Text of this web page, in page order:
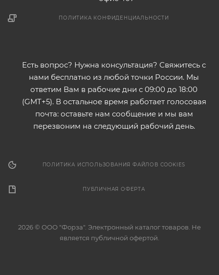
ПОЛИТИКА КОНФИДЕНЦИАЛЬНОСТИ
Есть вопрос? Нужна консультация? Свяжитесь с
нами бесплатно из любой точки России. Мы
ответим Вам в рабочие дни с 09:00 до 18:00
(GMT+5). В остальное время работает голосовая
почта: оставьте нам сообщение и мы вам
перезвоним на следующий рабочий день.
ПОЛИТИКА ИСПОЛЬЗОВАНИЯ ФАЙЛОВ COOKIES
ПУБЛИЧНАЯ ОФЕРТА
2026 © ООО "Форза". Электронный каталог товаров. Не
является публичной офертой.